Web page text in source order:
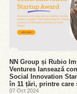
NN Group și Rubio
Ventures lansează
Social Innovation
în 11 țări, printre care
07 Oct 2024